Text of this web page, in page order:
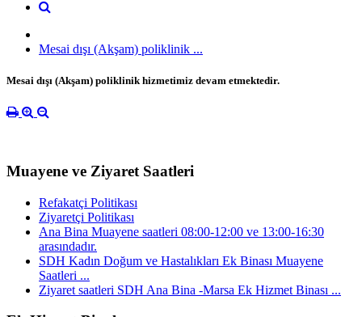
Mesai dışı (Akşam) poliklinik ...
Mesai dışı (Akşam) poliklinik hizmetimiz devam etmektedir.
Muayene ve Ziyaret Saatleri
Refakatçi Politikası
Ziyaretçi Politikası
Ana Bina Muayene saatleri 08:00-12:00 ve 13:00-16:30
arasındadır.
SDH Kadın Doğum ve Hastalıkları Ek Binası Muayene
Saatleri ...
Ziyaret saatleri SDH Ana Bina -Marsa Ek Hizmet Binası ...